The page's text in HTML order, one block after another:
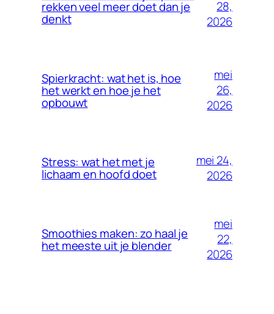
rekken veel meer doet dan je
denkt
28,
2026
Spierkracht: wat het is, hoe
het werkt en hoe je het
opbouwt
mei
26,
2026
Stress: wat het met je
lichaam en hoofd doet
mei 24,
2026
Smoothies maken: zo haal je
het meeste uit je blender
mei
22,
2026